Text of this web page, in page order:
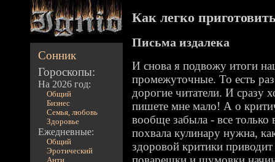
Сонник
Гороскопы:
На 2026 год:
Общий
Бизнес
Семья, любовь
Здоровье
Ежедневные:
Общий
Эротический
Анти
Как легко
Письма издалека
И снова я подвожу итоги
промежуточные. То есть
дорогие читатели. И сразу
пишете мне мало! А о
вообще забыла - все
похвала кулинару нужна,
здоровой критики